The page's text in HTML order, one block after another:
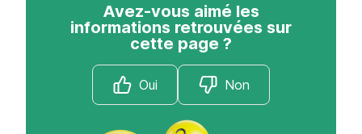
Avez-vous aimé les
informations retrouvées sur
cette page ?
Oui Non